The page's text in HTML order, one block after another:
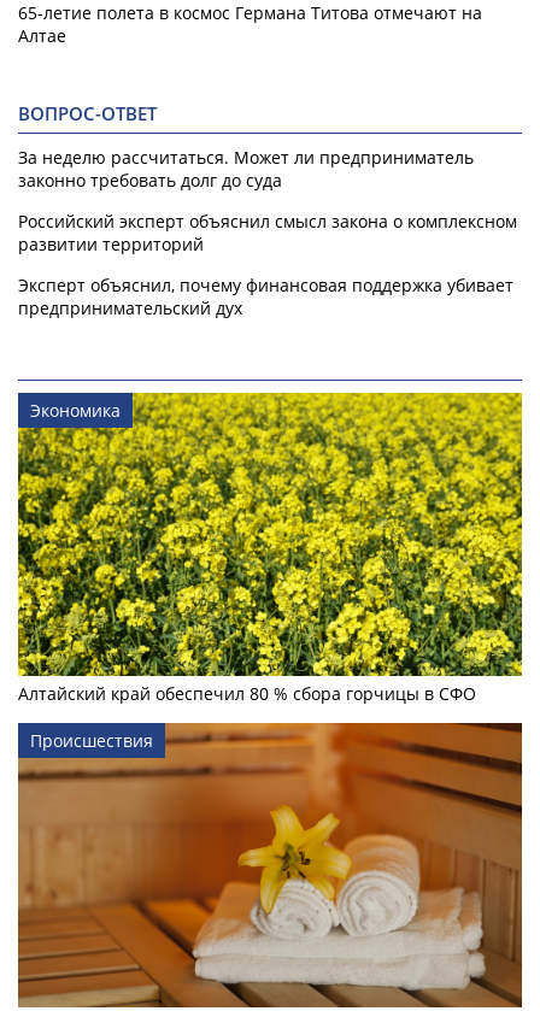
65-летие полета в космос Германа Титова отмечают на
Алтае
ВОПРОС-ОТВЕТ
За неделю рассчитаться. Может ли предприниматель
законно требовать долг до суда
Российский эксперт объяснил смысл закона о комплексном
развитии территорий
Эксперт объяснил, почему финансовая поддержка убивает
предпринимательский дух
Экономика
Алтайский край обеспечил 80 % сбора горчицы в СФО
Происшествия